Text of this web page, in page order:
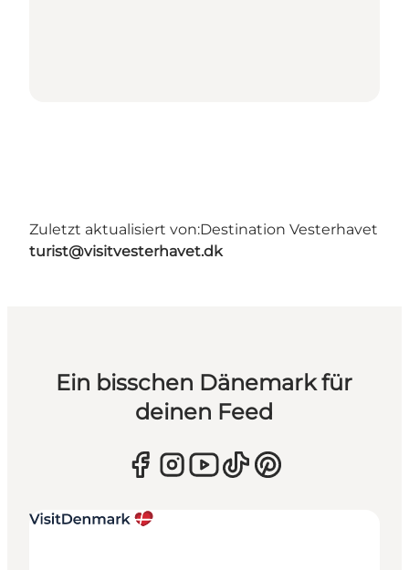
Zuletzt aktualisiert von:Destination Vesterhavet
turist@visitvesterhavet.dk
Ein bisschen Dänemark für
deinen Feed